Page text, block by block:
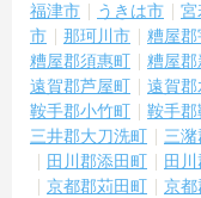
福津市
うきは市 宮
市
那珂川市 糟屋
糟屋郡須惠町
糟屋
遠賀郡芦屋町
遠賀
鞍手郡小竹町
鞍手
三井郡大刀洗町
三潴
田川郡添田町
田
京都郡苅田町
京都